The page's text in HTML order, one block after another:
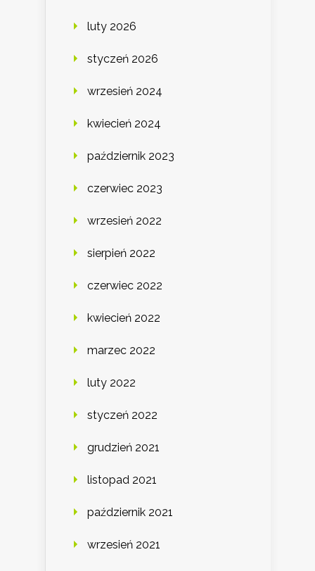
luty 2026
styczeń 2026
wrzesień 2024
kwiecień 2024
październik 2023
czerwiec 2023
wrzesień 2022
sierpień 2022
czerwiec 2022
kwiecień 2022
marzec 2022
luty 2022
styczeń 2022
grudzień 2021
listopad 2021
październik 2021
wrzesień 2021